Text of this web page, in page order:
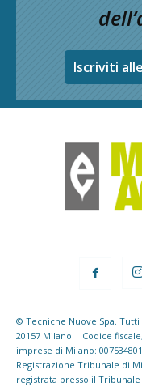
Iscriviti
© Tecniche Nuove Spa.
20157 Milano | Codice
imprese di Milano:
Registrazione Tribunale di
registrata presso il Tribunale